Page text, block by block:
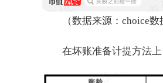
（数据来源：choice数
在坏账准备计提方法